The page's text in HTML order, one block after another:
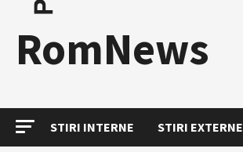
RomNews
STIRI INTERNE STIRI EXTERNE